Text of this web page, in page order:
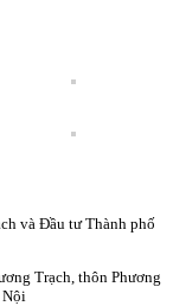
và Đầu tư Thành phố
Trạch, thôn Phương
Nội